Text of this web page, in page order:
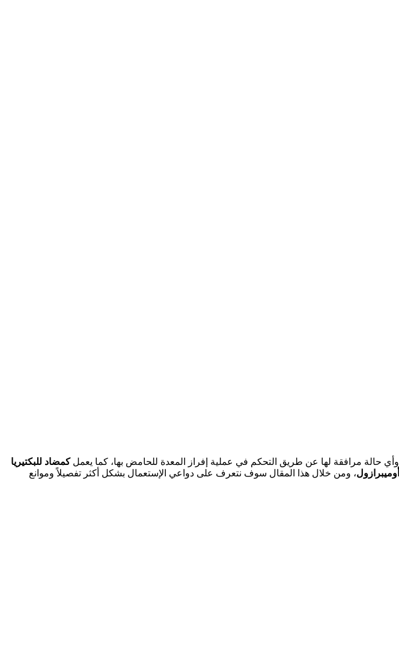
وأي حالة مرافقة لها عن طريق التحكم في عملية إفراز المعدة للحامض بها، كما يعملكمضاد للبكتيريا
أوميبرازول، ومن خلال هذا المقال سوف نتعرف على دواعي الإستعمال بشكل أكثر تفصيلاً وموانع